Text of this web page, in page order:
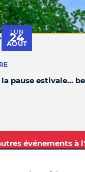
LUN
24
AOÛT
la pause estivale…
événements à